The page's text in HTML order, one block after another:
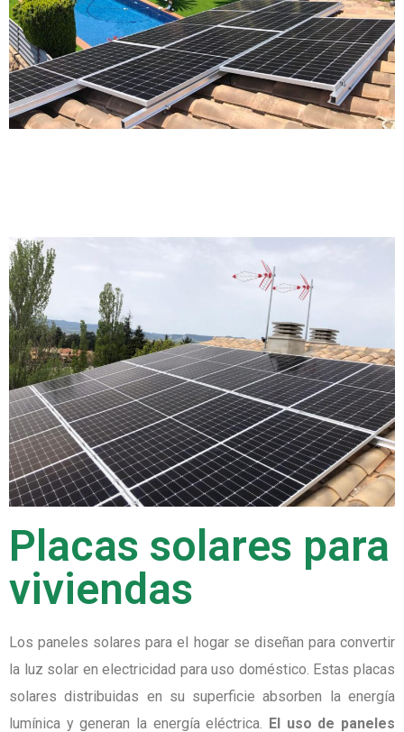
Placas solares para
viviendas
Los paneles solares para el hogar se diseñan para convertir
la luz solar en electricidad para uso doméstico. Estas placas
solares distribuidas en su superficie absorben la energía
lumínica y generan la energía eléctrica. El uso de paneles